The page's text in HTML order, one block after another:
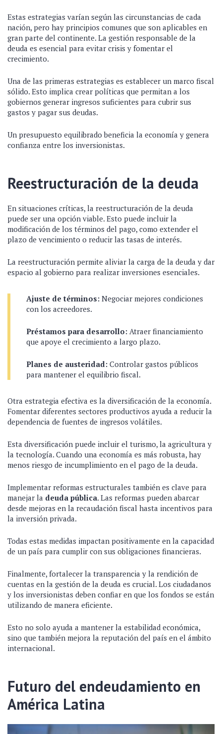
Estas estrategias varían según las circunstancias de cada
nación, pero hay principios comunes que son aplicables en
gran parte del continente. La gestión responsable de la
deuda es esencial para evitar crisis y fomentar el
crecimiento.
Una de las primeras estrategias es establecer un marco fiscal
sólido. Esto implica crear políticas que permitan a los
gobiernos generar ingresos suficientes para cubrir sus
gastos y pagar sus deudas.
Un presupuesto equilibrado beneficia la economía y genera
confianza entre los inversionistas.
Reestructuración de la deuda
En situaciones críticas, la reestructuración de la deuda
puede ser una opción viable. Esto puede incluir la
modificación de los términos del pago, como extender el
plazo de vencimiento o reducir las tasas de interés.
La reestructuración permite aliviar la carga de la deuda y dar
espacio al gobierno para realizar inversiones esenciales.
Ajuste de términos: Negociar mejores condiciones
con los acreedores.
Préstamos para desarrollo: Atraer financiamiento
que apoye el crecimiento a largo plazo.
Planes de austeridad: Controlar gastos públicos
para mantener el equilibrio fiscal.
Otra estrategia efectiva es la diversificación de la economía.
Fomentar diferentes sectores productivos ayuda a reducir la
dependencia de fuentes de ingresos volátiles.
Esta diversificación puede incluir el turismo, la agricultura y
la tecnología. Cuando una economía es más robusta, hay
menos riesgo de incumplimiento en el pago de la deuda.
Implementar reformas estructurales también es clave para
manejar la deuda pública. Las reformas pueden abarcar
desde mejoras en la recaudación fiscal hasta incentivos para
la inversión privada.
Todas estas medidas impactan positivamente en la capacidad
de un país para cumplir con sus obligaciones financieras.
Finalmente, fortalecer la transparencia y la rendición de
cuentas en la gestión de la deuda es crucial. Los ciudadanos
y los inversionistas deben confiar en que los fondos se están
utilizando de manera eficiente.
Esto no solo ayuda a mantener la estabilidad económica,
sino que también mejora la reputación del país en el ámbito
internacional.
Futuro del endeudamiento en
América Latina